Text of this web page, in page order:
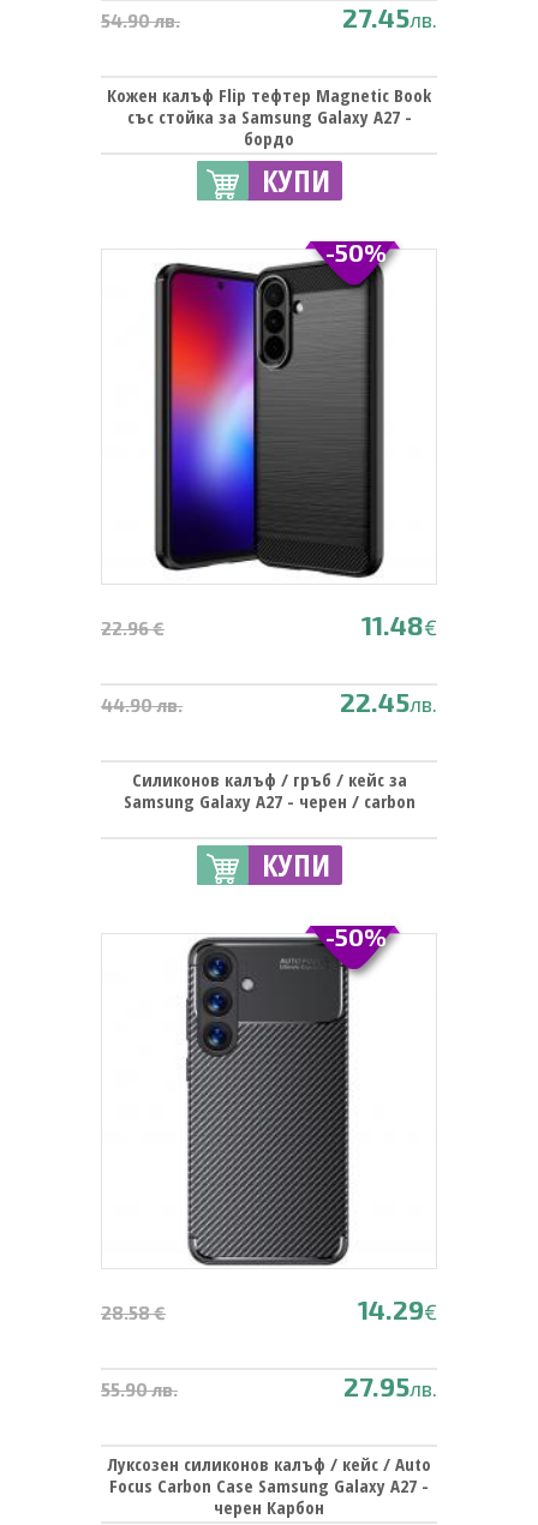
54.90 лв. 27.45лв.
Кожен калъф Flip тефтер Magnetic Book
със стойка за Samsung Galaxy A27 -
бордо
КУПИ
22.96 € 11.48€
44.90 лв. 22.45лв.
Силиконов калъф / гръб / кейс за
Samsung Galaxy A27 - черен / carbon
КУПИ
-50%
28.58 € 14.29€
55.90 лв. 27.95лв.
Луксозен силиконов калъф / кейс / Auto
Focus Carbon Case Samsung Galaxy A27 -
черен Карбон
-50%